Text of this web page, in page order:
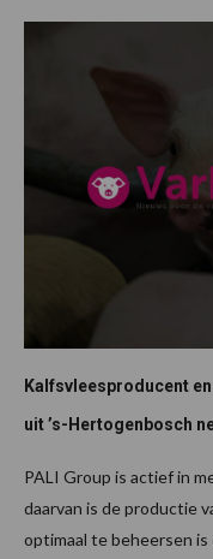
Kalfsvleesproducent
uit ’s-Hertogenbosch
PALI Group is actief in
daarvan is de productie
optimaal te beheersen